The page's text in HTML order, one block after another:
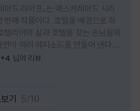
레이드 라이프』는 매스커레이드 시리
이다. 호텔을 배경으로 하
텔리어의 삶과 호텔을 찾는 손님들의
이 여러 에피소드를 만들어 낸다.
텔리어로서의 완벽함을 꿈꾸는 야
나오미가 다치게 되자, 고스케는
지고 형사직에서 물러난다. 하지만
님의 리뷰
기 5/10